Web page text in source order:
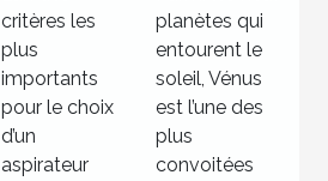
critères les
plus
importants
pour le choix
d’un
aspirateur
planètes qui
entourent le
soleil, Vénus
est l’une des
plus
convoitées